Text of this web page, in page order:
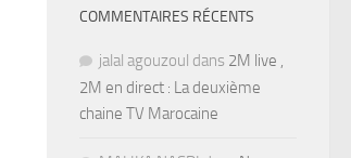
COMMENTAIRES RÉCENTS
jalal agouzoul dans 2M live ,
2M en direct : La deuxième
chaine TV Marocaine